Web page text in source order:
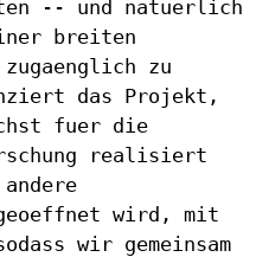
-- und natuerlich
breiten
zu
das Projekt,
fuer die
realisiert
wird, mit
wir gemeinsam